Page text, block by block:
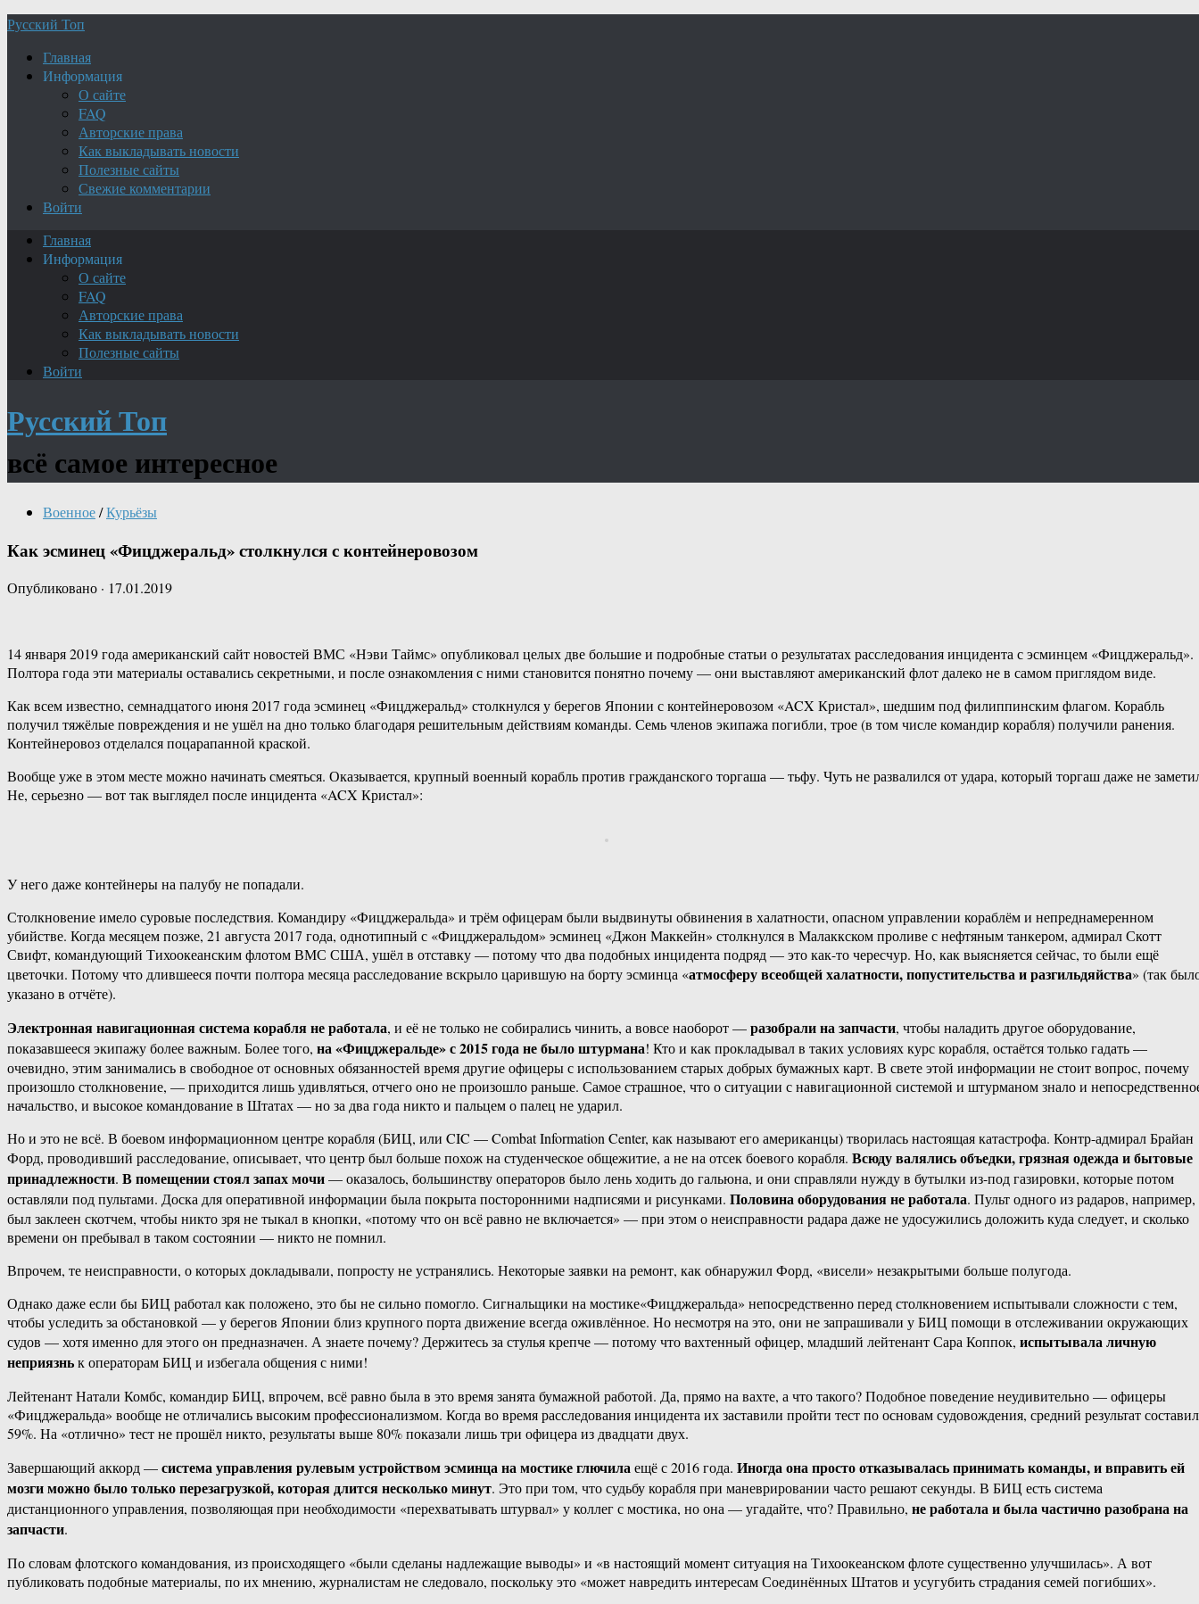
Русский Топ
Главная
Информация
О сайте
FAQ
Авторские права
Как выкладывать новости
Полезные сайты
Свежие комментарии
Войти
Главная
Информация
О сайте
FAQ
Авторские права
Как выкладывать новости
Полезные сайты
Войти
Русский Топ
всё самое интересное
Военное/Курьёзы
Как эсминец «Фицджеральд» столкнулся с контейнеровозом
Опубликовано · 17.01.2019
14 января 2019 года американский сайт новостей ВМС «Нэви Таймс» опубликовал целых две большие и подробные статьи о результатах расследования инцидента с эсминцем «Фицджеральд».
Полтора года эти материалы оставались секретными, и после ознакомления с ними становится понятно почему — они выставляют американский флот далеко не в самом приглядом виде.
Как всем известно, семнадцатого июня 2017 года эсминец «Фицджеральд» столкнулся у берегов Японии с контейнеровозом «ACX Кристал», шедшим под филиппинским флагом. Корабль
получил тяжёлые повреждения и не ушёл на дно только благодаря решительным действиям команды. Семь членов экипажа погибли, трое (в том числе командир корабля) получили ранения.
Контейнеровоз отделался поцарапанной краской.
Вообще уже в этом месте можно начинать смеяться. Оказывается, крупный военный корабль против гражданского торгаша — тьфу. Чуть не развалился от удара, который торгаш даже не
Не, серьезно — вот так выглядел после инцидента «ACX Кристал»:
У него даже контейнеры на палубу не попадали.
Столкновение имело суровые последствия. Командиру «Фицджеральда» и трём офицерам были выдвинуты обвинения в халатности, опасном управлении кораблём и непреднамеренном
убийстве. Когда месяцем позже, 21 августа 2017 года, однотипный с «Фицджеральдом» эсминец «Джон Маккейн» столкнулся в Малаккском проливе с нефтяным танкером, адмирал Скотт
Свифт, командующий Тихоокеанским флотом ВМС США, ушёл в отставку — потому что два подобных инцидента подряд — это как-то чересчур. Но, как выясняется сейчас, то были ещё
цветочки. Потому что длившееся почти полтора месяца расследование вскрыло царившую на борту эсминца «атмосферу всеобщей халатности, попустительства и разгильдяйства» (так
указано в отчёте).
Электронная навигационная система корабля не работала, и её не только не собирались чинить, а вовсе наоборот —разобрали на запчасти, чтобы наладить другое оборудование,
показавшееся экипажу более важным. Более того, на «Фицджеральде» с 2015 года не было штурмана! Кто и как прокладывал в таких условиях курс корабля, остаётся только гадать —
очевидно, этим занимались в свободное от основных обязанностей время другие офицеры с использованием старых добрых бумажных карт. В свете этой информации не стоит вопрос, почему
произошло столкновение, — приходится лишь удивляться, отчего оно не произошло раньше. Самое страшное, что о ситуации с навигационной системой и штурманом знало и
начальство, и высокое командование в Штатах — но за два года никто и пальцем о палец не ударил.
Но и это не всё. В боевом информационном центре корабля (БИЦ, или CIC — Combat Information Center, как называют его американцы) творилась настоящая катастрофа. Контр-адмирал Брайан
Форд, проводивший расследование, описывает, что центр был больше похож на студенческое общежитие, а не на отсек боевого корабля. Всюду валялись объедки, грязная одежда и бытовые
принадлежности. В помещении стоял запах мочи— оказалось, большинству операторов было лень ходить до гальюна, и они справляли нужду в бутылки из-под газировки, которые потом
оставляли под пультами. Доска для оперативной информации была покрыта посторонними надписями и рисунками. Половина оборудования не работала. Пульт одного из радаров, например,
был заклеен скотчем, чтобы никто зря не тыкал в кнопки, «потому что он всё равно не включается» — при этом о неисправности радара даже не удосужились доложить куда следует, и сколько
времени он пребывал в таком состоянии — никто не помнил.
Впрочем, те неисправности, о которых докладывали, попросту не устранялись. Некоторые заявки на ремонт, как обнаружил Форд, «висели» незакрытыми больше полугода.
Однако даже если бы БИЦ работал как положено, это бы не сильно помогло. Сигнальщики на мостике«Фицджеральда» непосредственно перед столкновением испытывали сложности с тем,
чтобы уследить за обстановкой — у берегов Японии близ крупного порта движение всегда оживлённое. Но несмотря на это, они не запрашивали у БИЦ помощи в отслеживании окружающих
судов — хотя именно для этого он предназначен. А знаете почему? Держитесь за стулья крепче — потому что вахтенный офицер, младший лейтенант Сара Коппок, испытывала личную
неприязньк операторам БИЦ и избегала общения с ними!
Лейтенант Натали Комбс, командир БИЦ, впрочем, всё равно была в это время занята бумажной работой. Да, прямо на вахте, а что такого? Подобное поведение неудивительно — офицеры
«Фицджеральда» вообще не отличались высоким профессионализмом. Когда во время расследования инцидента их заставили пройти тест по основам судовождения, средний результат составил
59%. На «отлично» тест не прошёл никто, результаты выше 80% показали лишь три офицера из двадцати двух.
Завершающий аккорд —система управления рулевым устройством эсминца на мостике глючилаещё с 2016 года. Иногда она просто отказывалась принимать команды, и вправить ей
мозги можно было только перезагрузкой, которая длится несколько минут. Это при том, что судьбу корабля при маневрировании часто решают секунды. В БИЦ есть система
дистанционного управления, позволяющая при необходимости «перехватывать штурвал» у коллег с мостика, но она — угадайте, что? Правильно, не работала и была частично разобрана на
запчасти.
По словам флотского командования, из происходящего «были сделаны надлежащие выводы» и «в настоящий момент ситуация на Тихоокеанском флоте существенно улучшилась». А вот
публиковать подобные материалы, по их мнению, журналистам не следовало, поскольку это «может навредить интересам Соединённых Штатов и усугубить страдания семей погибших».